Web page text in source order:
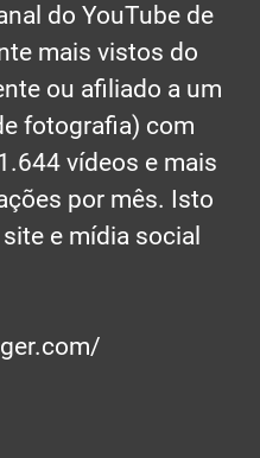
do YouTube de
mais vistos do
ou afiliado a um
fotografia) com
vídeos e mais
por mês. Isto
e mídia social